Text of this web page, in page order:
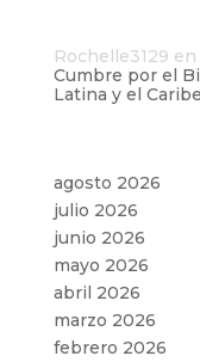
Rochelle3129 en
Cumbre por el
Latina y el Caribe
agosto 2026
julio 2026
junio 2026
mayo 2026
abril 2026
marzo 2026
febrero 2026